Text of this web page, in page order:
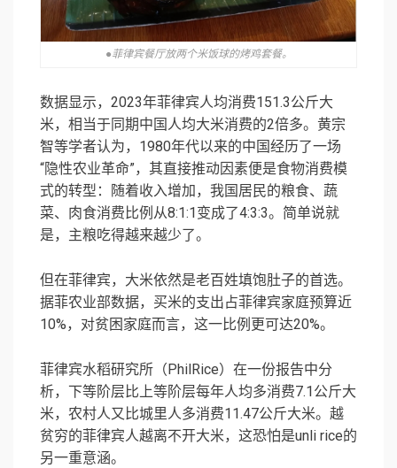
●菲律宾餐厅放两个米饭球的烤鸡套餐。
数据显示，2023年菲律宾人均消费151.3公斤大
米，相当于同期中国人均大米消费的2倍多。黄宗
智等学者认为，1980年代以来的中国经历了一场
“隐性农业革命”，其直接推动因素便是食物消费模
式的转型：随着收入增加，我国居民的粮食、蔬
菜、肉食消费比例从8:1:1变成了4:3:3。简单说就
是，主粮吃得越来越少了。
但在菲律宾，大米依然是老百姓填饱肚子的首选。
据菲农业部数据，买米的支出占菲律宾家庭预算近
10%，对贫困家庭而言，这一比例更可达20%。
菲律宾水稻研究所（PhilRice）在一份报告中分
析，下等阶层比上等阶层每年人均多消费7.1公斤大
米，农村人又比城里人多消费11.47公斤大米。越
贫穷的菲律宾人越离不开大米，这恐怕是unli rice的
另一重意涵。